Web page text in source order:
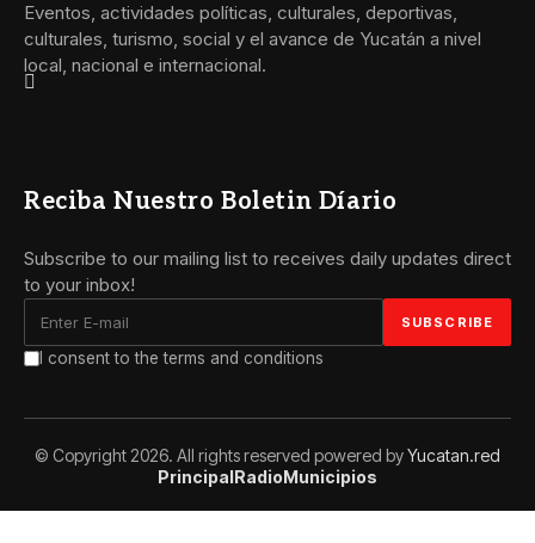
Eventos, actividades políticas, culturales, deportivas,
culturales, turismo, social y el avance de Yucatán a nivel
local, nacional e internacional.
Reciba Nuestro Boletin Díario
Subscribe to our mailing list to receives daily updates direct
to your inbox!
I consent to the terms and conditions
© Copyright 2026. All rights reserved powered byYucatan.red
PrincipalRadioMunicipios